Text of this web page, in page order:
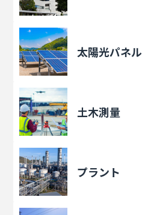
太陽光パネル
土木測量
プラント